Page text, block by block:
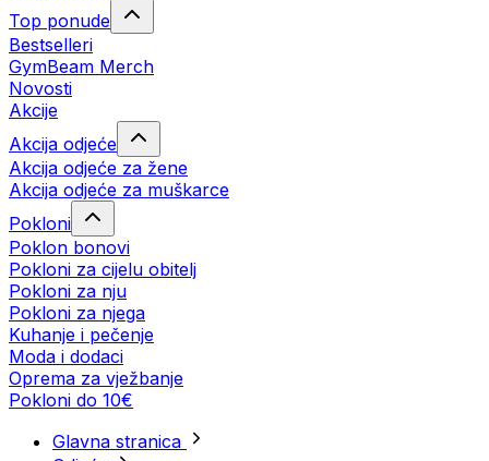
Top ponude
Bestselleri
GymBeam Merch
Novosti
Akcije
Akcija odjeće
Akcija odjeće za žene
Akcija odjeće za muškarce
Pokloni
Poklon bonovi
Pokloni za cijelu obitelj
Pokloni za nju
Pokloni za njega
Kuhanje i pečenje
Moda i dodaci
Oprema za vježbanje
Pokloni do 10€
Glavna stranica